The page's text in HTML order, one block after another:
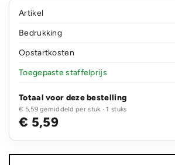
Artikel
Bedrukking
Opstartkosten
Toegepaste staffelprijs
Totaal voor deze bestelling
€ 5,59 gemiddeld per stuk · 1 stuks
€ 5,59